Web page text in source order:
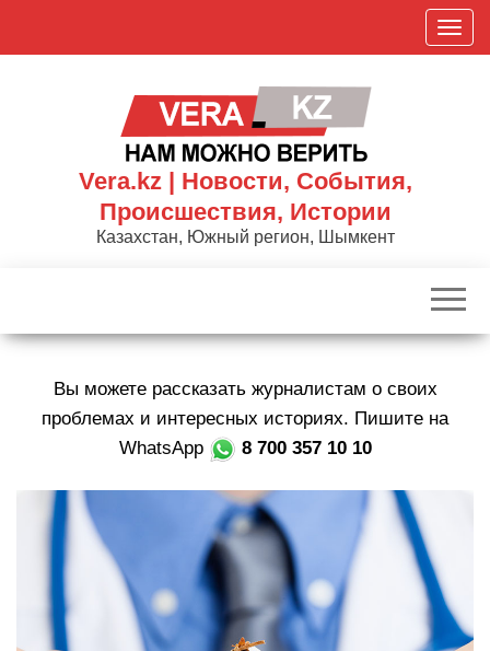
П
о
к
р
ц
Vera.kz | Новости, События,
Происшествия, Истории
Казахстан, Южный регион, Шымкент
Вы можете рассказать журналистам о своих
проблемах и интересных историях. Пишите на
WhatsApp
8 700 357 10 10